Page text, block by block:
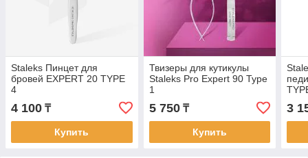
Staleks Пинцет для
бровей EXPERT 20 TYPE
4
4 100 ₸
Купить
Твизеры для кутикулы
Staleks Pro Expert 90 Type
1
5 750₸
Купить
3